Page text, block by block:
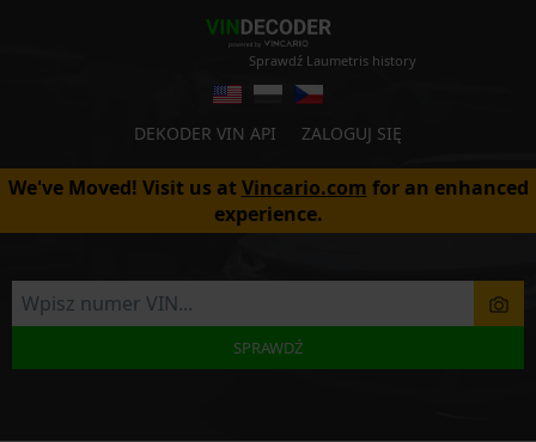
Sprawdź Laumetris history
DEKODER VIN API ZALOGUJ SIĘ
We've Moved! Visit us atVincario.com for an enhanced
experience.
SPRAWDŹ